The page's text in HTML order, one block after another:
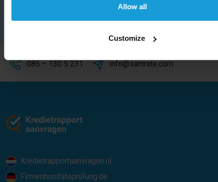
Allow all
Customize
Hulp nodig met het aanvragen van je
085 – 130 5 231 info@samrate.com
Kredietrapportaanvragen.nl
Firmenbonitätsprüfung.de